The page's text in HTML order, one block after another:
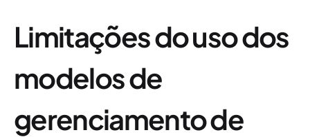
Limitações do uso dos
modelos de
gerenciamento de